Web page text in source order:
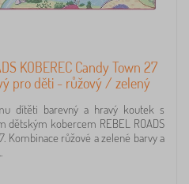
KOBEREC Candy Town 27
pro děti - růžový / zelený
dítěti barevný a hravý koutek s
dětským kobercem REBEL ROADS
Kombinace růžové a zelené barvy a